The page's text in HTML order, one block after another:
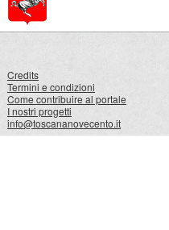
Credits
Termini e condizioni
Come contribuire al portale
I nostri progetti
info@toscananovecento.it